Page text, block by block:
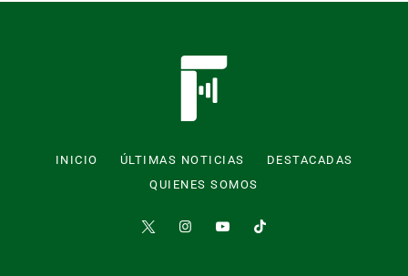
INICIO ÚLTIMAS NOTICIAS
DESTACADAS
QUIENES SOMOS